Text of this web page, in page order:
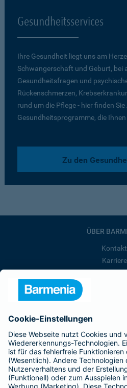
Gesundheitsservices
Ihre Gesundheit liegt uns am
Schwangerschaft und Geburt, bei
Gesundheitsfragen und
Rückenschmerzen,
rund um die Pflege - hier finden
Gesundheitsprogramme, die
Zu den
ÜBER
Kontakt
Karriere
Barmenia ist Teil der
BELIEBTE
Kranken-